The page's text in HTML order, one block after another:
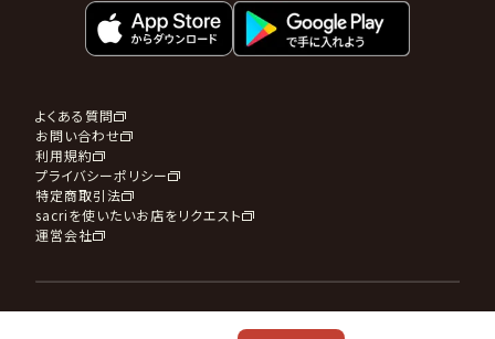
よくある質問
お問い合わせ
利用規約
プライバシーポリシー
特定商取引法
sacriを使いたいお店をリクエスト
運営会社